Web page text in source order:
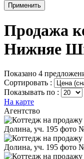
Применить
Продажа
Нижняе
Показано 4
Сортировать :
Показывать по :
На карте
Агентство